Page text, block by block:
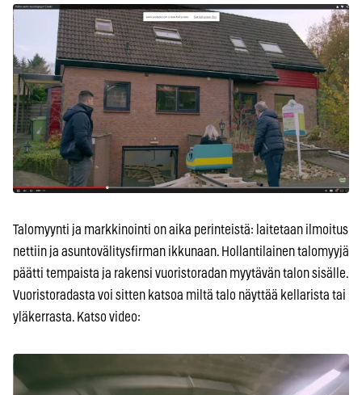
Talomyynti ja markkinointi on aika perinteistä: laitetaan ilmoitus
nettiin ja asuntovälitysfirman ikkunaan. Hollantilainen talomyyjä
päätti tempaista ja rakensi vuoristoradan myytävän talon sisälle.
Vuoristoradasta voi sitten katsoa miltä talo näyttää kellarista tai
yläkerrasta. Katso video: